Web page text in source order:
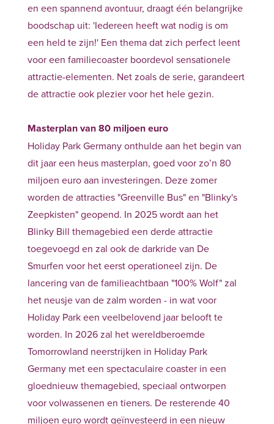
en een spannend avontuur, draagt één belangrijke
boodschap uit: 'Iedereen heeft wat nodig is om
een held te zijn!' Een thema dat zich perfect leent
voor een familiecoaster boordevol sensationele
attractie-elementen. Net zoals de serie, garandeert
de attractie ook plezier voor het hele gezin.
Masterplan van 80 miljoen euro
Holiday Park Germany onthulde aan het begin van
dit jaar een heus masterplan, goed voor zo’n 80
miljoen euro aan investeringen. Deze zomer
worden de attracties "Greenville Bus" en "Blinky's
Zeepkisten" geopend. In 2025 wordt aan het
Blinky Bill themagebied een derde attractie
toegevoegd en zal ook de darkride van De
Smurfen voor het eerst operationeel zijn. De
lancering van de familieachtbaan "100% Wolf" zal
het neusje van de zalm worden - in wat voor
Holiday Park een veelbelovend jaar belooft te
worden. In 2026 zal het wereldberoemde
Tomorrowland neerstrijken in Holiday Park
Germany met een spectaculaire coaster in een
gloednieuw themagebied, speciaal ontworpen
voor volwassenen en tieners. De resterende 40
miljoen euro wordt geïnvesteerd in een nieuw